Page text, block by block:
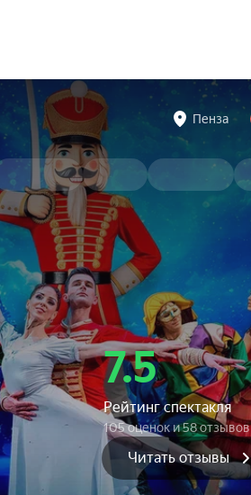
Пенза
7.5
Рейтинг спектакля
105 оценоки 58 отзывов
Читать отзывы